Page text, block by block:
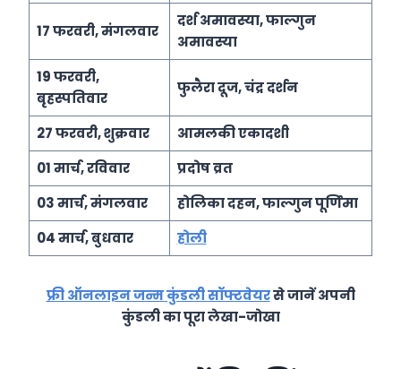
17 फरवरी, मंगलवार
दर्श अमावस्‍या, फाल्‍गुन
अमावस्‍या
19 फरवरी,
बृहस्‍पतिवार
फुलैरा दूज, चंद्र दर्शन
27 फरवरी, शुक्रवार
आमलकी एकादशी
01 मार्च, रविवार
प्रदोष व्रत
03 मार्च, मंगलवार
होलिका दहन, फाल्‍गुन पूर्णिमा
04 मार्च, बुधवार
होली
फ्री ऑनलाइन जन्म कुंडली सॉफ्टवेयरसे जानें अपनी
कुंडली का पूरा लेखा-जोखा